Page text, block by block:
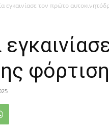
εγκαινίασε τον πρώτο